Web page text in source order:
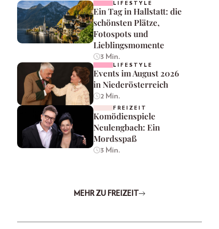
LIFESTYLE
Ein Tag in Hallstatt: die
schönsten Plätze,
Fotospots und
Lieblingsmomente
3 Min.
LIFESTYLE
Events im August 2026
in Niederösterreich
2 Min.
FREIZEIT
Komödienspiele
Neulengbach: Ein
Mordsspaß
3 Min.
MEHR ZU FREIZEIT